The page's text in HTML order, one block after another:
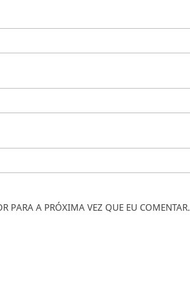
PARA A PRÓXIMA VEZ QUE EU COMENTAR.